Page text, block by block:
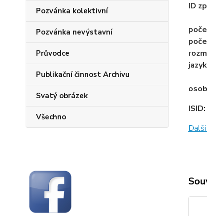
Pozvánka kolektivní
Pozvánka nevýstavní
Průvodce
Publikační činnost Archivu
Svatý obrázek
Všechno
ID
ISID: